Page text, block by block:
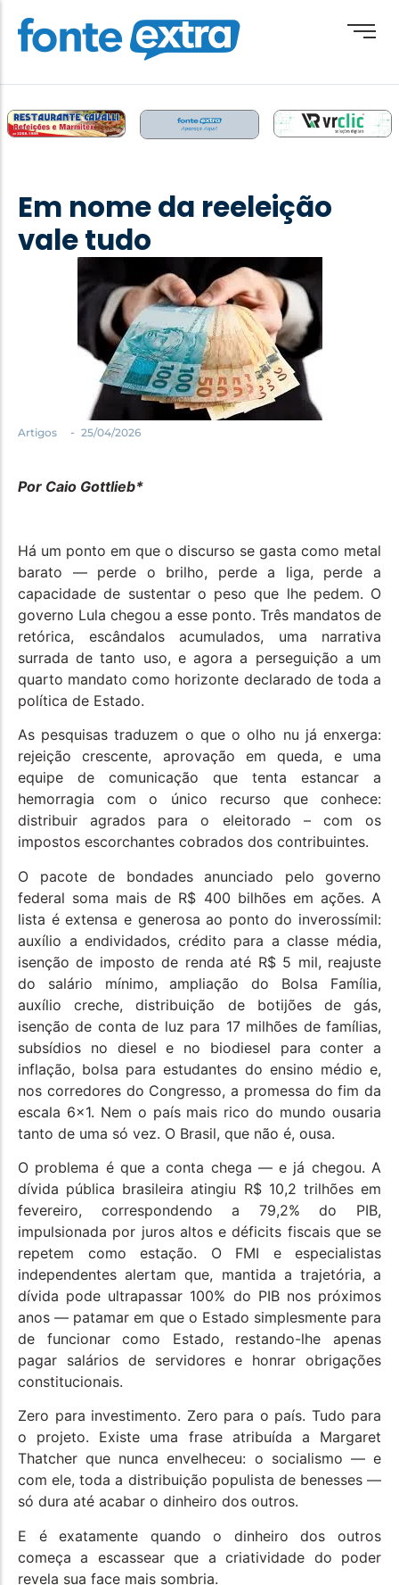
Destaque
Esporte
Obituário
Paraguai
Santa Helena e Região
Em nome da reeleição
vale tudo
Artigos - 25/04/2026
Por Caio Gottlieb*
Há um ponto em que o discurso se gasta como metal
barato — perde o brilho, perde a liga, perde a
capacidade de sustentar o peso que lhe pedem. O
governo Lula chegou a esse ponto. Três mandatos de
retórica, escândalos acumulados, uma narrativa
surrada de tanto uso, e agora a perseguição a um
quarto mandato como horizonte declarado de toda a
política de Estado.
As pesquisas traduzem o que o olho nu já enxerga:
rejeição crescente, aprovação em queda, e uma
equipe de comunicação que tenta estancar a
hemorragia com o único recurso que conhece:
distribuir agrados para o eleitorado – com os
impostos escorchantes cobrados dos contribuintes.
O pacote de bondades anunciado pelo governo
federal soma mais de R$ 400 bilhões em ações. A
lista é extensa e generosa ao ponto do inverossímil:
auxílio a endividados, crédito para a classe média,
isenção de imposto de renda até R$ 5 mil, reajuste
do salário mínimo, ampliação do Bolsa Família,
auxílio creche, distribuição de botijões de gás,
isenção de conta de luz para 17 milhões de famílias,
subsídios no diesel e no biodiesel para conter a
inflação, bolsa para estudantes do ensino médio e,
nos corredores do Congresso, a promessa do fim da
escala 6×1. Nem o país mais rico do mundo ousaria
tanto de uma só vez. O Brasil, que não é, ousa.
O problema é que a conta chega — e já chegou. A
dívida pública brasileira atingiu R$ 10,2 trilhões em
fevereiro, correspondendo a 79,2% do PIB,
impulsionada por juros altos e déficits fiscais que se
repetem como estação. O FMI e especialistas
independentes alertam que, mantida a trajetória, a
dívida pode ultrapassar 100% do PIB nos próximos
anos — patamar em que o Estado simplesmente para
de funcionar como Estado, restando-lhe apenas
pagar salários de servidores e honrar obrigações
constitucionais.
Zero para investimento. Zero para o país. Tudo para
o projeto. Existe uma frase atribuída a Margaret
Thatcher que nunca envelheceu: o socialismo — e
com ele, toda a distribuição populista de benesses —
só dura até acabar o dinheiro dos outros.
E é exatamente quando o dinheiro dos outros
começa a escassear que a criatividade do poder
revela sua face mais sombria.